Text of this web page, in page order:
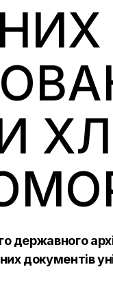
державного
документів